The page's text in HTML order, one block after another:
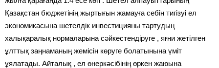
Қазақстан бюджетінің жыртығын жамауға себін тигізуі ел
экономикасына шетелдік инвестицияны тартудың
халықаралық нормаларына сәйкестендіруге , яғни жетілген
ұлттық заңнаманың жемісін көруге болатынына үміт
ұялатады. Айталық , ел өнеркәсібінің өркен жаюына